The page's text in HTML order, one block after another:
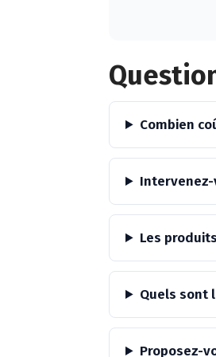
Combien
Les
Quels sont
Proposez-